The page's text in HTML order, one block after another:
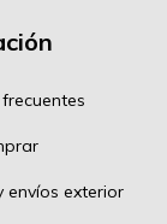
envíos exterior